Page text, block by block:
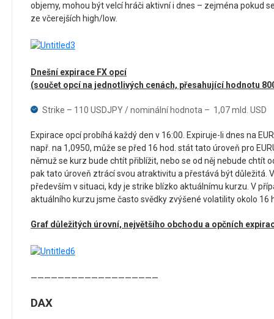
objemy, mohou být velcí hráči aktivní i dnes – zejména pokud
ze včerejších high/low.
Dnešní expirace FX opcí
(součet opcí na jednotlivých cenách, přesahující hodnotu
Strike – 110 USDJPY / nominální hodnota – 1,07 mld. USD
Expirace opcí probíhá každý den v 16:00. Expiruje-li dnes na
např. na 1,0950, může se před 16 hod. stát tato úroveň pro
němuž se kurz bude chtít přiblížit, nebo se od něj nebude chtít
pak tato úroveň ztrácí svou atraktivitu a přestává být důležitá.
především v situaci, kdy je strike blízko aktuálnímu kurzu. V
aktuálního kurzu jsme často svědky zvýšené volatility okolo 16
Graf důležitých úrovní, největšího obchodu a opčních
———————————————————
DAX